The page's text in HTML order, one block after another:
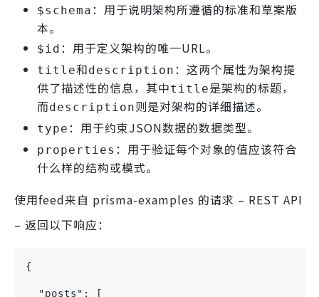
$schema ：用于说明架构所遵循的标准和草案版
本。
$id ：用于定义架构的唯一URL。
title和description ：这两个属性为架构提
供了描述性的信息，其中title是架构的标题，
而description则是对架构的详细描述。
type ：用于约束JSON数据的数据类型。
properties ：用于验证每个对象的值应该符合
什么样的结构或模式。
使用feed来自 prisma-examples 的请求 – REST API
– 返回以下响应：
{
  "posts": [